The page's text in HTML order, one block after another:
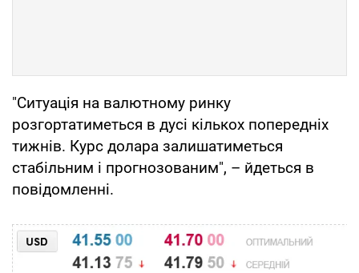
"Ситуація на валютному ринку
розгортатиметься в дусі кількох попередніх
тижнів. Курс долара залишатиметься
стабільним і прогнозованим", – йдеться в
повідомленні.